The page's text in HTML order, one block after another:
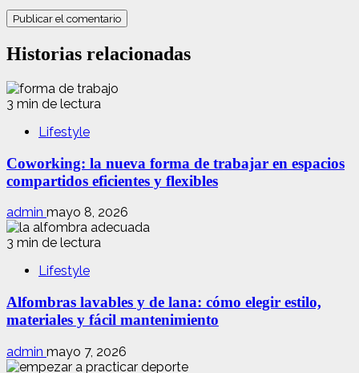
Historias relacionadas
3 min de lectura
Lifestyle
Coworking: la nueva forma de trabajar en espacios
compartidos eficientes y flexibles
admin mayo 8, 2026
3 min de lectura
Lifestyle
Alfombras lavables y de lana: cómo elegir estilo,
materiales y fácil mantenimiento
admin mayo 7, 2026